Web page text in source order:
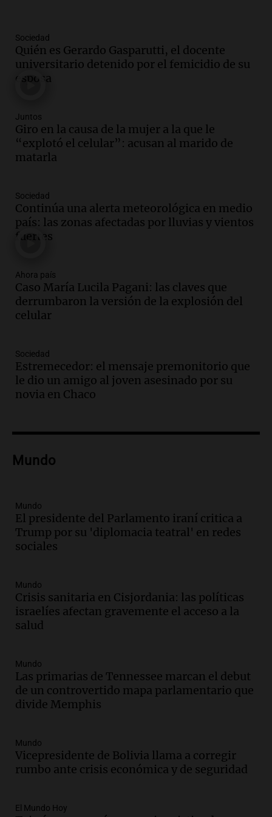
Audio.
recordó su paso por Perú: "Nos decía
siempre: ''Difundan el milagro''"
Viva la Radio
Audio.
más femicidios del país, según informe
de Casa del Encuentro
Panorama Federal
viviendas paralizadas tras el cierre de
Procrear en la provincia
Panorama Federal
Episodios
propiedad privada genera preocupación
y críticas entre senadores
Panorama Federal
Episodios
un pilar cultural y social según Antonio
Marocco
Panorama Federal
Episodios
custodia en Salta
Episodios
importantes
Editorial
Episodios
Audio.
día del niño.
La Argentina Posible
Episodios
Audio.
La Argentina Posible
Episodios
Audio.El 80% de los ejecutivos espera
una mejora económica, pero modera
Ahora país
Episodios
Audio.Walter Mazzanti en Cadena 3
Deportes Rosario
Sociedad
Quién es Gerardo Gasparutti, el docente
universitario detenido por el femicidio de su
esposa
Juntos
Giro en la causa de la mujer a la que le
“explotó el celular”: acusan al marido de
matarla
Sociedad
Continúa una alerta meteorológica en medio
país: las zonas afectadas por lluvias y vientos
fuertes
Ahora país
Caso María Lucila Pagani: las claves que
derrumbaron la versión de la explosión del
celular
Sociedad
Estremecedor: el mensaje premonitorio que
le dio un amigo al joven asesinado por su
novia en Chaco
Mundo
Mundo
El presidente del Parlamento iraní critica a
Trump por su 'diplomacia teatral' en redes
sociales
Mundo
Crisis sanitaria en Cisjordania: las políticas
israelíes afectan gravemente el acceso a la
salud
Mundo
Las primarias de Tennessee marcan el debut
de un controvertido mapa parlamentario que
divide Memphis
Mundo
Vicepresidente de Bolivia llama a corregir
rumbo ante crisis económica y de seguridad
El Mundo Hoy